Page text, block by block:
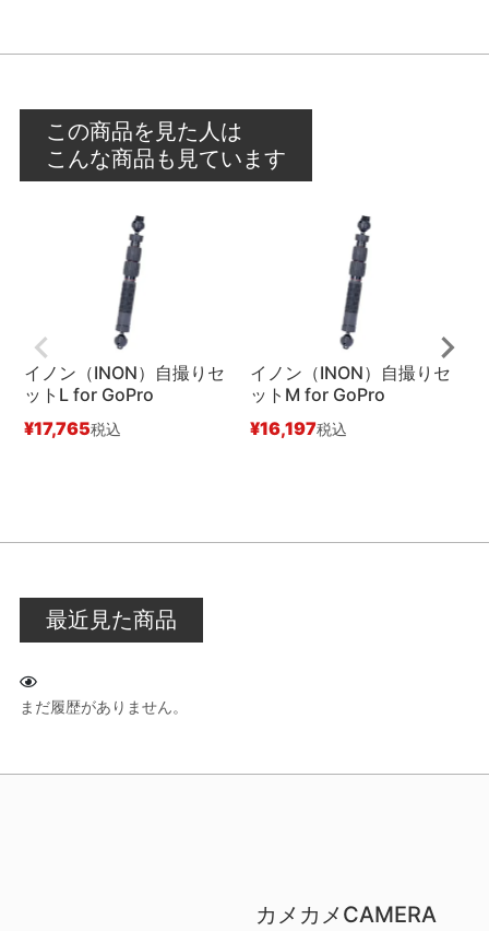
この商品を見た人は
こんな商品も見ています
イノン（INON）自撮りセ
ットL for GoPro
¥17,765税込
イノン（INON）自撮りセ
ットM for GoPro
¥16,197税込
最近見た商品
まだ履歴がありません。
カメカメCAMERA